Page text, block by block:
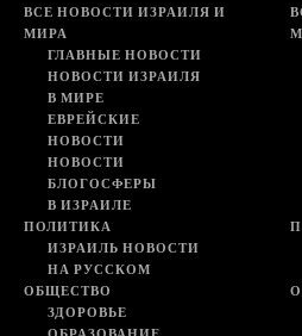
ВСЕ НОВОСТИ ИЗРАИЛЯ И
МИРА
ГЛАВНЫЕ НОВОСТИ
НОВОСТИ ИЗРАИЛЯ
В МИРЕ
ЕВРЕЙСКИЕ
НОВОСТИ
НОВОСТИ
БЛОГОСФЕРЫ
В ИЗРАИЛЕ
ПОЛИТИКА
ИЗРАИЛЬ НОВОСТИ
НА РУССКОМ
ОБЩЕСТВО
ЗДОРОВЬЕ